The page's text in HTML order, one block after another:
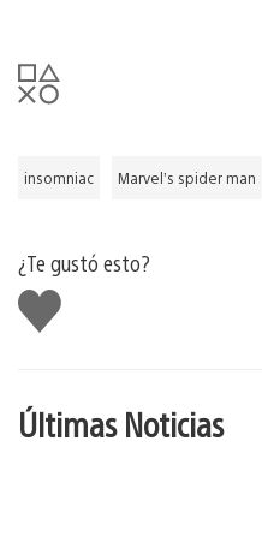
insomniac Marvel’s spider man
¿Te gustó esto?
Me
gusta
Últimas Noticias